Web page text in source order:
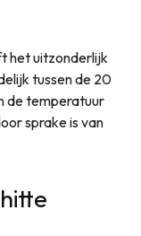
het uitzonderlijk
tussen de 20
de temperatuur
sprake is van